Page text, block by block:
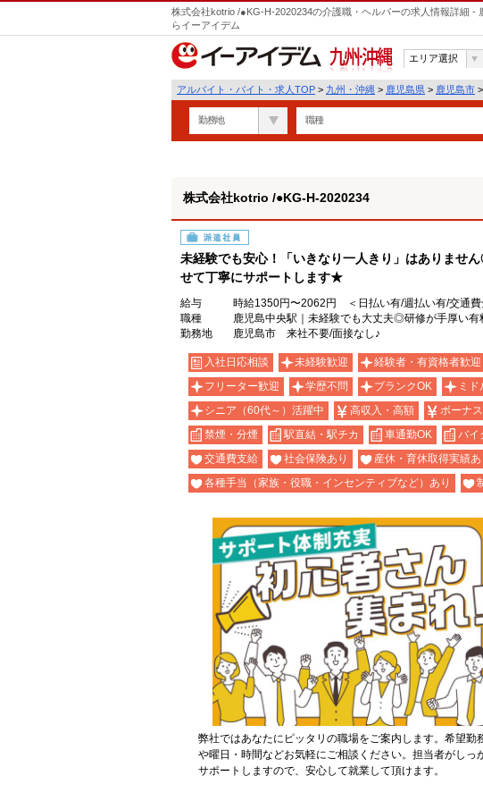
株式会社kotrio /●KG-H-2020234の介護職・ヘルパーの求人情報詳細 -
らイーアイデム
九州・沖縄
エリア選択
アルバイト・バイト・求人TOP > 九州・沖縄 > 鹿児島県 > 鹿児島市 >
勤務地 職種
株式会社kotrio /●KG-H-2020234
派遣社員
未経験でも安心！「いきなり一人きり」はありませ
せて丁寧にサポートします★
給与
時給1350円〜2062円 ＜日払い有/週払い有/交通費
職種
鹿児島中央駅｜未経験でも大丈夫◎研修が手厚い有
勤務地
鹿児島市 来社不要/面接なし♪
入社日応相談 未経験歓迎 経験者・有資格者歓迎
フリーター歓迎
学歴不問 ブランクOK ミ
シニア（60代～）活躍中
高収入・高額 ボーナ
禁煙・分煙
駅直結・駅チカ 車通勤OK バイ
交通費支給
社会保険あり 産休・育休取得実績あ
各種手当（家族・役職・インセンティブなど）あり
弊社ではあなたにピッタリの職場をご案内します。希望勤
や曜日・時間などお気軽にご相談ください。担当者がしっ
サポートしますので、安心して就業して頂けます。